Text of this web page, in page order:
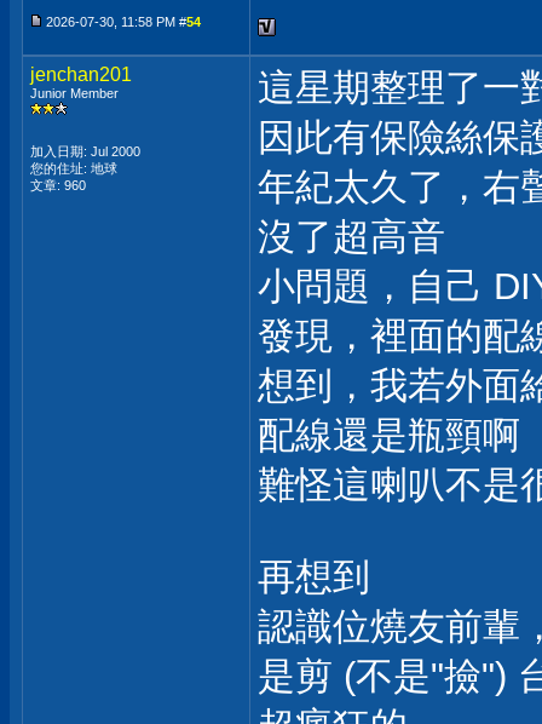
2026-07-30, 11:58 PM #54
jenchan201
Junior Member
加入日期: Jul 2000
您的住址: 地球
文章: 960
這星期整理了一
因此有保險絲保
年紀太久了，右
沒了超高音
小問題，自己
發現，裡面的配
想到，我若外面
配線還是瓶頸啊
難怪這喇叭不是
再想到
認識位燒友前輩
是剪 (不是"撿")